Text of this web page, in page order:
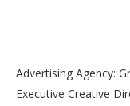
Advertising Agency:
Executive Creative